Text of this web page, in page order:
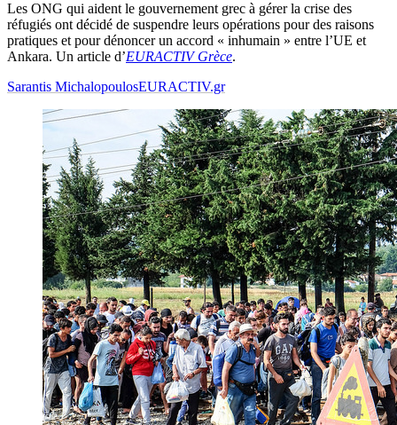
Les ONG qui aident le gouvernement grec à gérer la crise des
réfugiés ont décidé de suspendre leurs opérations pour des raisons
pratiques et pour dénoncer un accord « inhumain » entre l’UE et
Ankara. Un article d’EURACTIV Grèce.
Sarantis MichalopoulosEURACTIV.gr